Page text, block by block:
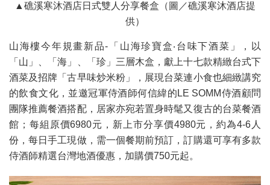
▲礁溪寒沐酒店日式雙人分享餐盒（圖／礁溪寒沐酒店提
供）
山海樓今年規畫新品-「山海珍寶盒‧台味下酒菜」，以
「山」、「海」、「珍」三層木盒，獻上十七款精緻台式下
酒菜及招牌「古早味炒米粉」，展現台菜連小食也細緻講究
的飲食文化，並邀冠軍侍酒師何信緯的LE SOMM侍酒顧問
團隊推薦餐酒搭配，居家亦宛若置身時髦又復古的台菜餐酒
館；每組原價6980元，新上市分享價4980元，約為4-6人
份，每日手工現做，需一個餐期前預訂，訂購還可享有多款
侍酒師精選台灣地酒優惠，加購價750元起。